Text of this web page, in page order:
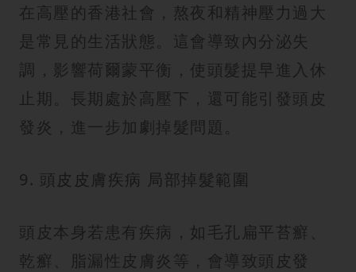
在高壓的香港社會，熬夜和精神壓力過大
是常見的生活狀態。這會導致內分泌失
調，影響荷爾蒙平衡，使頭髮提早進入休
止期。長期處於高壓下，還可能引發頭皮
發炎，進一步加劇掉髮問題。
9. 頭皮皮膚疾病 局部掉髮範圍
頭皮本身若患有疾病，如毛孔扁平苔癬、
乾癬、脂漏性皮膚炎等，會導致頭皮發